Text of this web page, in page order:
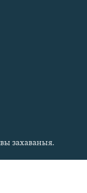
захаваныя.